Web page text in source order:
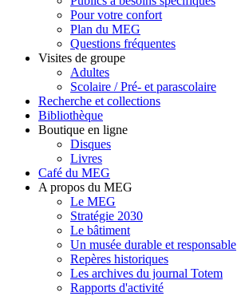
Pour votre confort
Plan du MEG
Questions fréquentes
Visites de groupe
Adultes
Scolaire / Pré- et parascolaire
Recherche et collections
Bibliothèque
Boutique en ligne
Disques
Livres
Café du MEG
A propos du MEG
Le MEG
Stratégie 2030
Le bâtiment
Un musée durable et responsable
Repères historiques
Les archives du journal Totem
Rapports d'activité